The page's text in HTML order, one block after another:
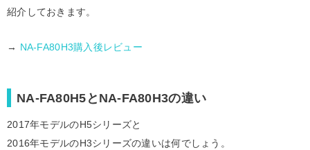
紹介しておきます。
→ NA-FA80H3購入後レビュー
NA-FA80H5とNA-FA80H3の違い
2017年モデルのH5シリーズと
2016年モデルのH3シリーズの違いは何でしょう。